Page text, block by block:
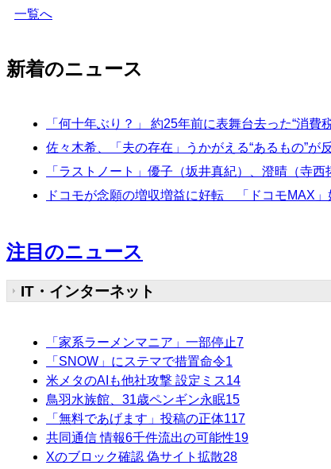
一覧へ
新着のニュース
「何十年ぶり？」 約25年前に表舞台去った“消
佐々木希、「夫の存在」うかがえる“あるもの”
「ラストノート」優子（坂井真紀）、澄晴（寺
ドコモが念願の増収増益に好転 「ドコモMAX」
注目のニュース
IT・インターネット
「家系ラーメンマニア」一部停止7
「SNOW」にステマで措置命令1
米メタのAIも他社攻撃 設定ミス14
鳥羽水族館、31歳ペンギン永眠15
「無料であげます」投稿の正体117
共同通信 情報6千件流出の可能性19
Xのブロック確認 偽サイト拡散28